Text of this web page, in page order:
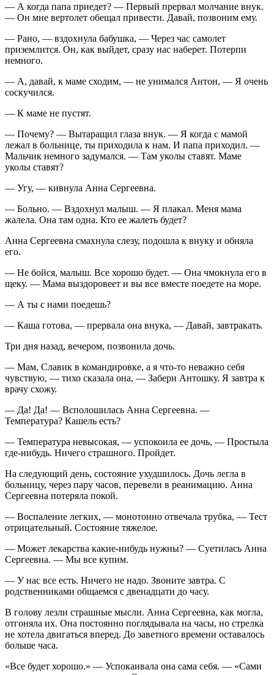
— А когда папа приедет? — Первый прервал молчание внук.
— Он мне вертолет обещал привести. Давай, позвоним ему.
— Рано, — вздохнула бабушка, — Через час самолет
приземлится. Он, как выйдет, сразу нас наберет. Потерпи
немного.
— А, давай, к маме сходим, — не унимался Антон, — Я очень
соскучился.
— К маме не пустят.
— Почему? — Вытаращил глаза внук. — Я когда с мамой
лежал в больнице, ты приходила к нам. И папа приходил. —
Мальчик немного задумался. — Там уколы ставят. Маме
уколы ставят?
— Угу, — кивнула Анна Сергеевна.
— Больно. — Вздохнул малыш. — Я плакал. Меня мама
жалела. Она там одна. Кто ее жалеть будет?
Анна Сергеевна смахнула слезу, подошла к внуку и обняла
его.
— Не бойся, малыш. Все хорошо будет. — Она чмокнула его в
щеку. — Мама выздоровеет и вы все вместе поедете на море.
— А ты с нами поедешь?
— Каша готова, — прервала она внука, — Давай, завтракать.
Три дня назад, вечером, позвонила дочь.
— Мам, Славик в командировке, а я что-то неважно себя
чувствую, — тихо сказала она, — Забери Антошку. Я завтра к
врачу схожу.
— Да! Да! — Всполошилась Анна Сергеевна. —
Температура? Кашель есть?
— Температура невысокая, — успокоила ее дочь, — Простыла
где-нибудь. Ничего страшного. Пройдет.
На следующий день, состояние ухудшилось. Дочь легла в
больницу, через пару часов, перевели в реанимацию. Анна
Сергеевна потеряла покой.
— Воспаление легких, — монотонно отвечала трубка, — Тест
отрицательный. Состояние тяжелое.
— Может лекарства какие-нибудь нужны? — Суетилась Анна
Сергеевна. — Мы все купим.
— У нас все есть. Ничего не надо. Звоните завтра. С
родственниками общаемся с двенадцати до часу.
В голову лезли страшные мысли. Анна Сергеевна, как могла,
отгоняла их. Она постоянно поглядывала на часы, но стрелка
не хотела двигаться вперед. До заветного времени оставалось
больше часа.
«Все будет хорошо.» — Успокаивала она сама себя. — «Сами